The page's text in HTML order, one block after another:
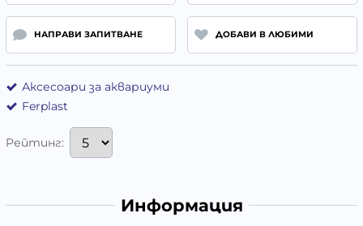
НАПРАВИ ЗАПИТВАНЕ ДОБАВИ В ЛЮБИМИ
Аксесоари за аквариуми
Ferplast
Рейтинг:
Информация